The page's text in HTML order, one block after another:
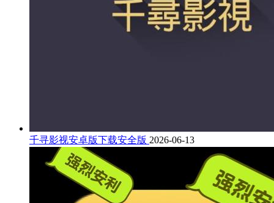
千寻影视安卓版下载安全版 2026-06-13